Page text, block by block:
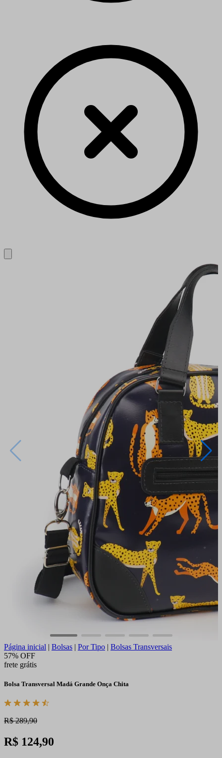
Página inicial | Bolsas | Por Tipo | Bolsas Transversais
57% OFF
frete grátis
Bolsa Transversal Madá Grande Onça Chita
R$ 289,90
R$ 124,90